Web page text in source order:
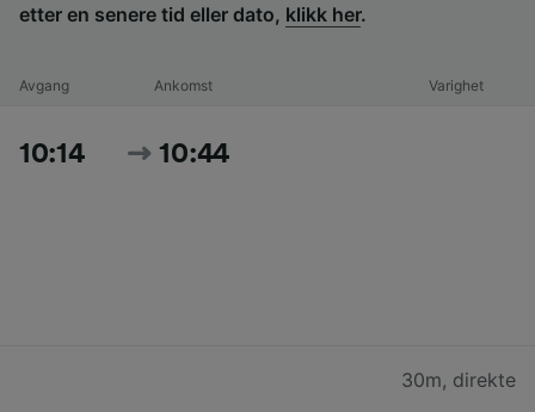
etter en senere tid eller dato, klikk her.
Avgang Ankomst Varighet
10:14 10:44
30m, direkte